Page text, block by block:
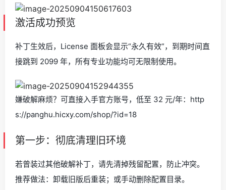
激活成功预览
补丁生效后，License 面板会显示“永久有效”，到期时间直
接跳到 2099 年，所有专业功能均可无限制使用。
嫌破解麻烦？可直接入手官方账号，低至 32 元/年：http
s://panghu.hicxy.com/shop/?id=18
第一步：彻底清理旧环境
若曾装过其他破解补丁，请先清掉残留配置，防止冲突。
推荐做法：卸载旧版后重装；或手动删除配置目录。